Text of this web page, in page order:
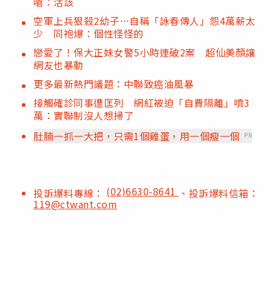
空軍上兵狠殺2幼子…自稱「詠春傳人」怨4萬薪太
少 同袍爆：個性怪怪的
戀愛了！保大正妹女警5小時連破2案 超仙美顏讓
網友也暴動
更多最新熱門議題：中聯致癌油風暴
接觸確診同事遭匡列 網紅被迫「自費隔離」噴3
萬：實聯制沒人想掃了
肚腩一抓一大把，只需1個雞蛋，用一個瘦一個 PR
投訴爆料專線： (02)6630-8641 、投訴爆料信箱：
119@ctwant.com